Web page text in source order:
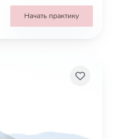
Начать практику